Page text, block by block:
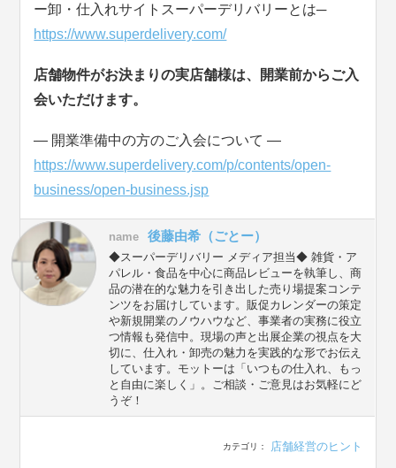
ー卸・仕入れサイトスーパーデリバリーとは─
https://www.superdelivery.com/
店舗物件がお決まりの実店舗様は、開業前からご入
会いただけます。
― 開業準備中の方のご入会について ―
https://www.superdelivery.com/p/contents/open-
business/open-business.jsp
name 後藤由希（ごとー）
◆スーパーデリバリー メディア担当◆ 雑貨・ア
パレル・食品を中心に商品レビューを執筆し、商
品の潜在的な魅力を引き出した売り場提案コンテ
ンツをお届けしています。販促カレンダーの策定
や新規開業のノウハウなど、事業者の実務に役立
つ情報も発信中。現場の声と出展企業の視点を大
切に、仕入れ・卸売の魅力を実践的な形でお伝え
しています。モットーは「いつもの仕入れ、もっ
と自由に楽しく」。ご相談・ご意見はお気軽にど
うぞ！
カテゴリ： 店舗経営のヒント